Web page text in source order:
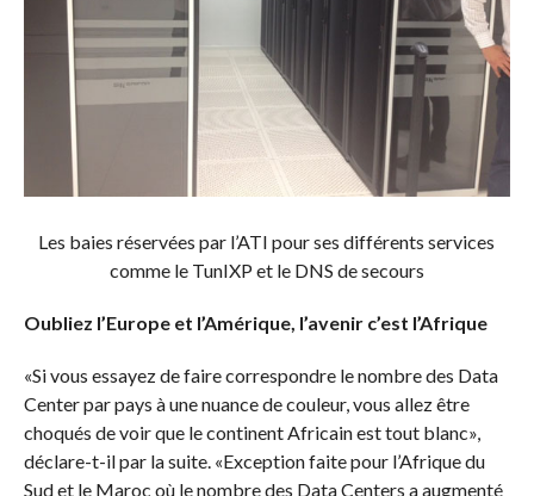
Les baies réservées par l’ATI pour ses différents services
comme le TunIXP et le DNS de secours
Oubliez l’Europe et l’Amérique, l’avenir c’est l’Afrique
«Si vous essayez de faire correspondre le nombre des Data
Center par pays à une nuance de couleur, vous allez être
choqués de voir que le continent Africain est tout blanc»,
déclare-t-il par la suite. «Exception faite pour l’Afrique du
Sud et le Maroc où le nombre des Data Centers a augmenté